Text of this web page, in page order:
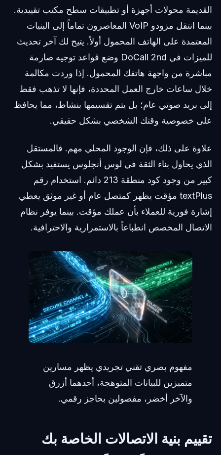
القديمة محولات أجهزة أو تطبيقات سطح مكتب تقييدية.
بينما انتقل مزودو VoIP المعاصرون تماماً إلى البنيات
المعتمدة على الهاتف المحمول أولاً. يتيح لك آخر تحديث
للميزات في DoCall 2nd وضع قواعد توجيه صارمة
مباشرة من واجهة هاتفك المحمول. إذا وردت مكالمة
خلال ساعات خارج العمل المحددة، فإنها لا تذهب فقط
إلى بريد صوتي عام؛ بل يتم تقسيمها بنشاط، مما يحافظ
على خصوصية وقتك الشخصي بشكل حقيقي.
علاوة على ذلك، فإن الوجود المحلي مهم. فالمستقل
الذي يحاول بناء الثقة في لوس أنجلوس يستفيد بشكل
كبير من وجود كود منطقة 213 دائم. استخدام رقم
textPlus مؤقت يظهر كمتصل عام أو غير موثق يعطي
إشارة فورية للعملاء بأن عملك مؤقت. بينما يوفر نظام
الاتصال المخصص انطباعاً بالاستمرارية والاحترافية.
مفهوم بصري تقني تجريدي يظهر مسارين
متميزين للبيانات المتوهجة، أحدهما أزرق
والآخر أخضر، مفصولين بحاجز رقمي.
تقييم بنية الاتصالات الخاصة بك